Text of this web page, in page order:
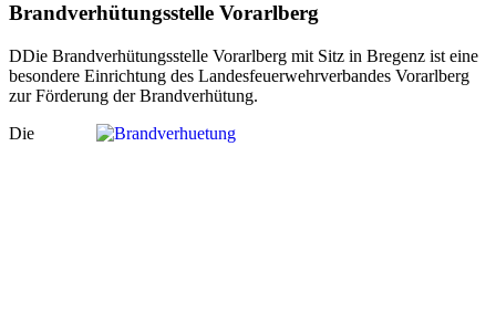
Brandverhütungsstelle Vorarlberg
DDie Brandverhütungsstelle Vorarlberg mit Sitz in Bregenz ist eine
besondere Einrichtung des Landesfeuerwehrverbandes Vorarlberg
zur Förderung der Brandverhütung.
Die